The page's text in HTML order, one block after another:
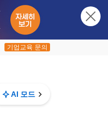
기업교육 문의
AI 모드